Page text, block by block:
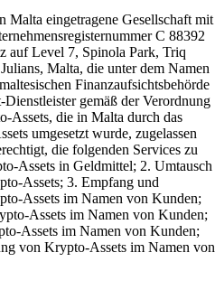
eingetragene Gesellschaft mit
C 88392
auf Level 7, Spinola Park, Triq
Malta, die unter dem Namen
Finanzaufsichtsbehörde
gemäß der Verordnung
Assets, die in Malta durch das
umgesetzt wurde, zugelassen
die folgenden Services zu
Assets in Geldmittel; 2. Umtausch
Assets; 3. Empfang und
Assets im Namen von Kunden;
Assets im Namen von Kunden;
Assets im Namen von Kunden;
von Krypto-Assets im Namen von